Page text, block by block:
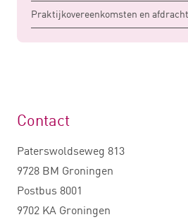
Praktijkovereenkomsten en
Contact
Paterswoldseweg 813
9728 BM Groningen
Postbus 8001
9702 KA Groningen